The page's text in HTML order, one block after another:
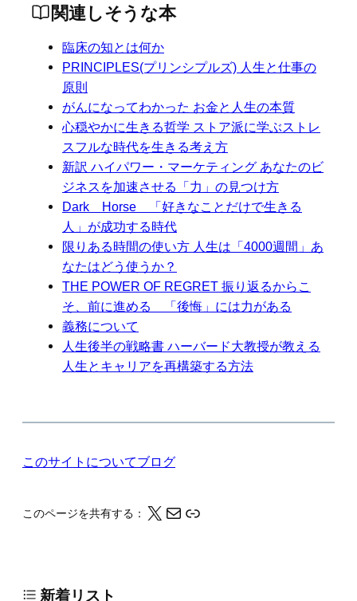
関連しそうな本
臨床の知とは何か
PRINCIPLES(プリンシプルズ) 人生と仕事の
原則
がんになってわかった お金と人生の本質
心穏やかに生きる哲学 ストア派に学ぶストレ
スフルな時代を生きる考え方
新訳 ハイパワー・マーケティング あなたのビ
ジネスを加速させる「力」の見つけ方
Dark Horse 「好きなことだけで生きる
人」が成功する時代
限りある時間の使い方 人生は「4000週間」あ
なたはどう使うか？
THE POWER OF REGRET 振り返るからこ
そ、前に進める 「後悔」には力がある
義務について
人生後半の戦略書 ハーバード大教授が教える
人生とキャリアを再構築する方法
このサイトについてブログ
このページを共有する： X メール このページの情報をクリップボードにコピーする
新着リスト